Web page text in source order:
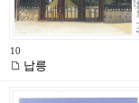
10
납릉